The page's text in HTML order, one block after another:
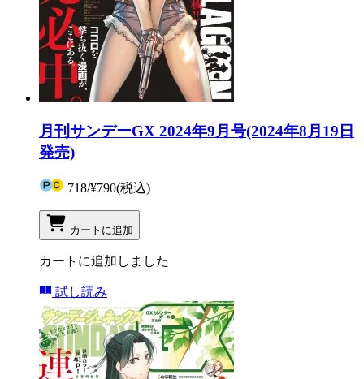
月刊サンデーGX 2024年9月号(2024年8月19日
発売)
718/¥790(税込)
カートに追加
カートに追加しました
試し読み